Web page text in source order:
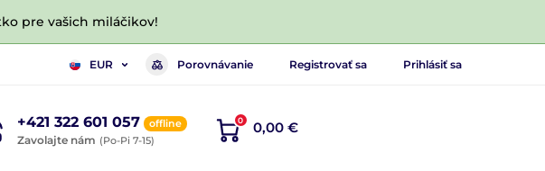
pre vašich miláčikov!
EUR Porovnávanie Registrovať sa Prihlásiť sa
+421 322 601 057 offline
Zavolajte nám (Po-Pi 7-15)
0 0,00 €